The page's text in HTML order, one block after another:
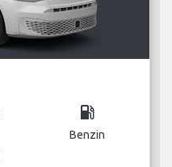
local_gas_station
Benzin